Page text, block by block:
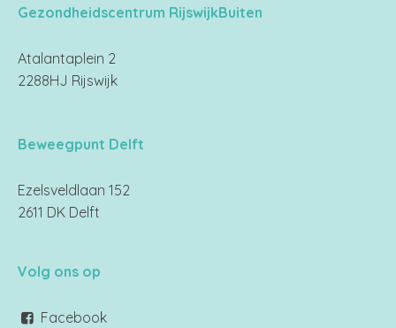
Gezondheidscentrum RijswijkBuiten
Atalantaplein 2
2288HJ Rijswijk
Beweegpunt Delft
Ezelsveldlaan 152
2611 DK Delft
Volg ons op
Facebook